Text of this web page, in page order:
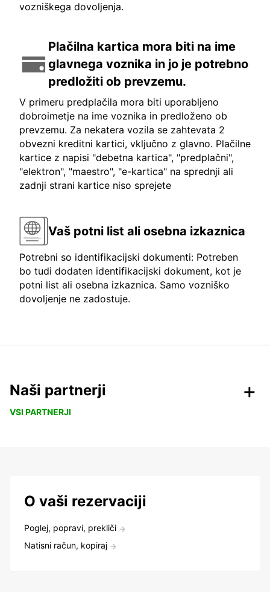
vozniškega dovoljenja.
Plačilna kartica mora biti na ime
glavnega voznika in jo je potrebno
predložiti ob prevzemu.
V primeru predplačila mora biti uporabljeno
dobroimetje na ime voznika in predloženo ob
prevzemu. Za nekatera vozila se zahtevata 2
obvezni kreditni kartici, vključno z glavno. Plačilne
kartice z napisi "debetna kartica", "predplačni",
"elektron", "maestro", "e-kartica" na sprednji ali
zadnji strani kartice niso sprejete
Vaš potni list ali osebna izkaznica
Potrebni so identifikacijski dokumenti: Potreben
bo tudi dodaten identifikacijski dokument, kot je
potni list ali osebna izkaznica. Samo vozniško
dovoljenje ne zadostuje.
Naši partnerji
VSI PARTNERJI
O vaši rezervaciji
Poglej, popravi, prekliči
Natisni račun, kopiraj